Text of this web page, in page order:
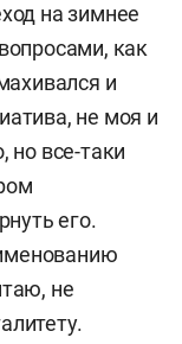
на зимнее
как
и
не моя и
но все-таки
его.
не